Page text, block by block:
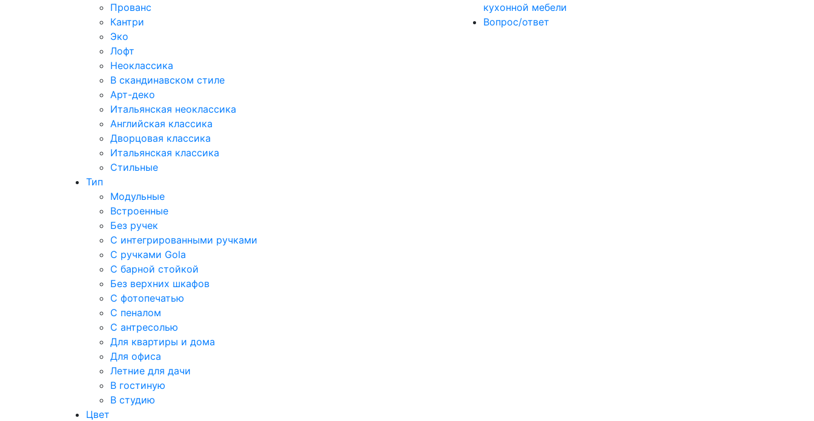
Прованс
Кантри
Эко
Лофт
Неоклассика
В скандинавском стиле
Арт-деко
Итальянская неоклассика
Английская классика
Дворцовая классика
Итальянская классика
Стильные
Тип
Модульные
Встроенные
Без ручек
С интегрированными ручками
С ручками Gola
С барной стойкой
Без верхних шкафов
С фотопечатью
С пеналом
С антресолью
Для квартиры и дома
Для офиса
Летние для дачи
В гостиную
В студию
Цвет
кухонной мебели
Вопрос/ответ